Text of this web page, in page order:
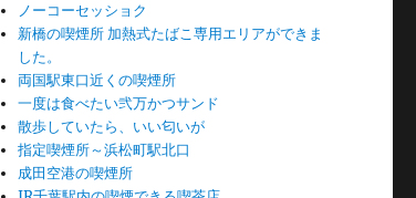
ノーコーセッショク
新橋の喫煙所 加熱式たばこ専用エリアができま
した。
両国駅東口近くの喫煙所
一度は食べたい弐万かつサンド
散歩していたら、いい匂いが
指定喫煙所～浜松町駅北口
成田空港の喫煙所